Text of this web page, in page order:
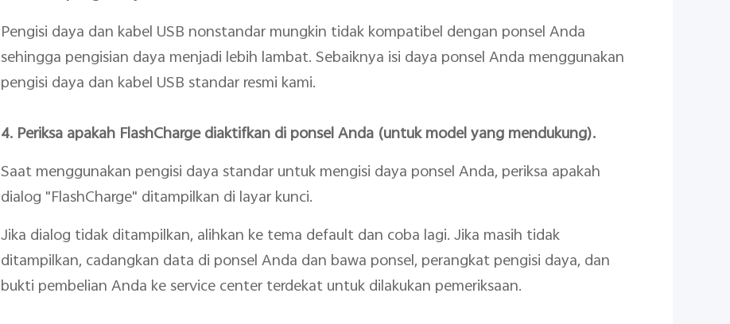
Pengisi daya dan kabel USB nonstandar mungkin tidak kompatibel dengan ponsel Anda
sehingga pengisian daya menjadi lebih lambat. Sebaiknya isi daya ponsel Anda menggunakan
pengisi daya dan kabel USB standar resmi kami.
4. Periksa apakah FlashCharge diaktifkan di ponsel Anda (untuk model yang mendukung).
Saat menggunakan pengisi daya standar untuk mengisi daya ponsel Anda, periksa apakah
dialog "FlashCharge" ditampilkan di layar kunci.
Jika dialog tidak ditampilkan, alihkan ke tema default dan coba lagi. Jika masih tidak
ditampilkan, cadangkan data di ponsel Anda dan bawa ponsel, perangkat pengisi daya, dan
bukti pembelian Anda ke service center terdekat untuk dilakukan pemeriksaan.